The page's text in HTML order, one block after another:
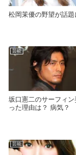
松岡茉優の野望が話
芸能
坂口憲二のサーフィ
った理由は？ 病気？
芸能